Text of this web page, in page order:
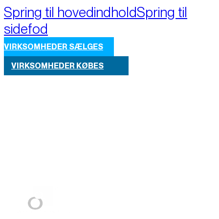
Spring til hovedindholdSpring til
sidefod
VIRKSOMHEDER SÆLGES
VIRKSOMHEDER KØBES